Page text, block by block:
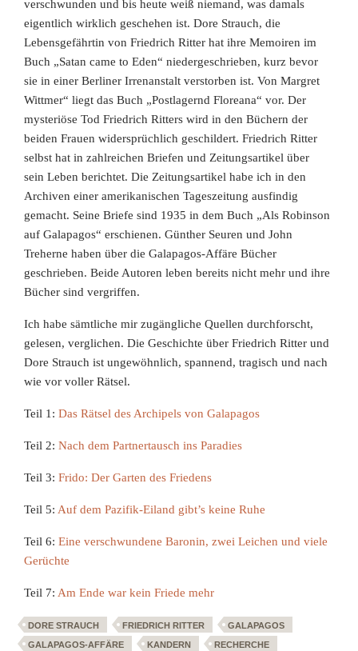
verschwunden und bis heute weiß niemand, was damals
eigentlich wirklich geschehen ist. Dore Strauch, die
Lebensgefährtin von Friedrich Ritter hat ihre Memoiren im
Buch „Satan came to Eden“ niedergeschrieben, kurz bevor
sie in einer Berliner Irrenanstalt verstorben ist. Von Margret
Wittmer“ liegt das Buch „Postlagernd Floreana“ vor. Der
mysteriöse Tod Friedrich Ritters wird in den Büchern der
beiden Frauen widersprüchlich geschildert. Friedrich Ritter
selbst hat in zahlreichen Briefen und Zeitungsartikel über
sein Leben berichtet. Die Zeitungsartikel habe ich in den
Archiven einer amerikanischen Tageszeitung ausfindig
gemacht. Seine Briefe sind 1935 in dem Buch „Als Robinson
auf Galapagos“ erschienen. Günther Seuren und John
Treherne haben über die Galapagos-Affäre Bücher
geschrieben. Beide Autoren leben bereits nicht mehr und ihre
Bücher sind vergriffen.
Ich habe sämtliche mir zugängliche Quellen durchforscht,
gelesen, verglichen. Die Geschichte über Friedrich Ritter und
Dore Strauch ist ungewöhnlich, spannend, tragisch und nach
wie vor voller Rätsel.
Teil 1:Das Rätsel des Archipels von Galapagos
Teil 2:Nach dem Partnertausch ins Paradies
Teil 3:Frido: Der Garten des Friedens
Teil 5: Auf dem Pazifik-Eiland gibt’s keine Ruhe
Teil 6:Eine verschwundene Baronin, zwei Leichen und viele
Gerüchte
Teil 7: Am Ende war kein Friede mehr
DORE STRAUCH FRIEDRICH RITTER
GALAPAGOS
GALAPAGOS-AFFÄRE
KANDERN
RECHERCHE